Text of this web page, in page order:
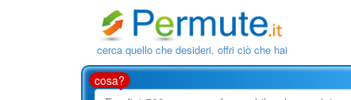
cerca quello che desideri, offri ciò che hai
cosa?